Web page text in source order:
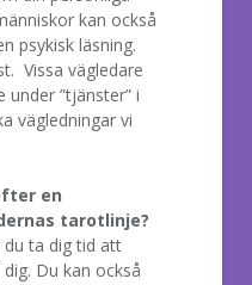
kan också
psykisk läsning.
Vissa vägledare
under ”tjänster” i
vägledningar vi
en
tarotlinje?
du ta dig tid att
Du kan också